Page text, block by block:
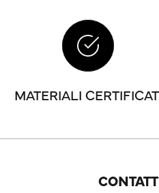
MATERIALI